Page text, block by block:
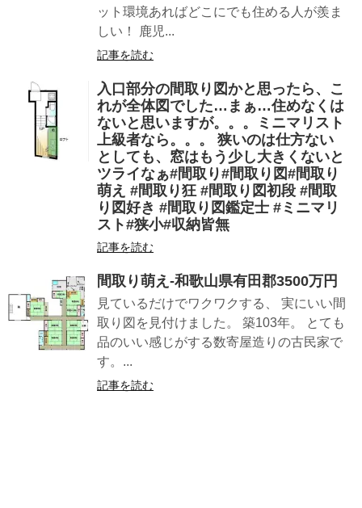
ット環境あればどこにでも住める人が羨ま
しい！ 鹿児...
記事を読む
入口部分の間取り図かと思ったら、こ
れが全体図でした…まぁ…住めなくは
ないと思いますが。。。ミニマリスト
上級者なら。。。 狭いのは仕方ない
としても、窓はもう少し大きくないと
ツライなぁ#間取り#間取り図#間取り
萌え #間取り狂 #間取り図初段 #間取
り図好き #間取り図鑑定士 #ミニマリ
スト#狭小#収納皆無
記事を読む
間取り萌え-和歌山県有田郡3500万円
見ているだけでワクワクする、 実にいい間
取り図を見付けました。 築103年。 とても
品のいい感じがする数寄屋造りの古民家で
す。...
記事を読む